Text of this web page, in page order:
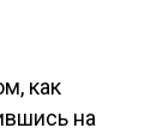
как
на